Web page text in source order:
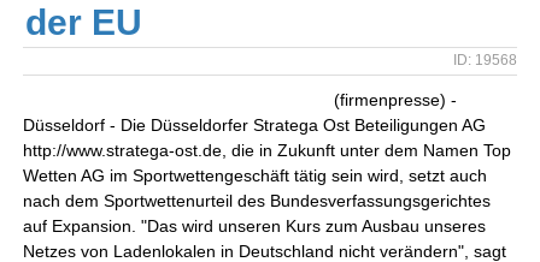
der EU
ID: 19568
(firmenpresse) -
Düsseldorf - Die Düsseldorfer Stratega Ost Beteiligungen AG
http://www.stratega-ost.de, die in Zukunft unter dem Namen Top
Wetten AG im Sportwettengeschäft tätig sein wird, setzt auch
nach dem Sportwettenurteil des Bundesverfassungsgerichtes
auf Expansion. "Das wird unseren Kurs zum Ausbau unseres
Netzes von Ladenlokalen in Deutschland nicht verändern", sagt